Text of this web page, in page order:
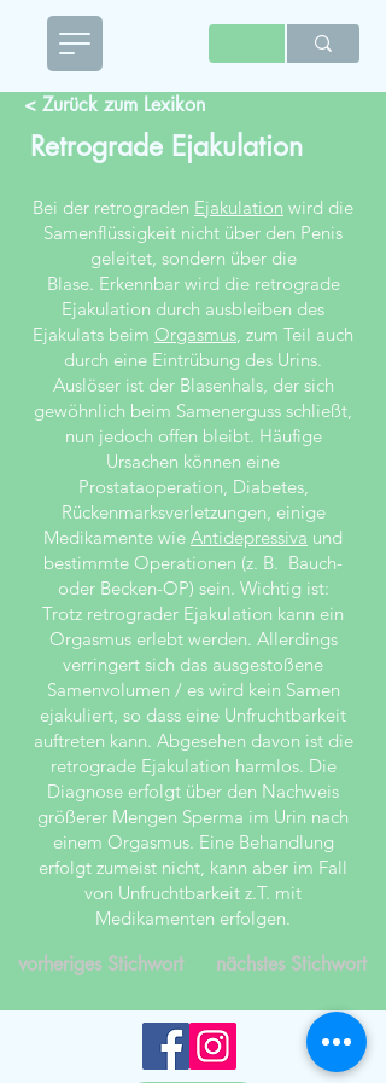
< Zurück zum Lexikon
Retrograde Ejakulation
Bei der retrograden Ejakulation wird die
Samenflüssigkeit nicht über den Penis
geleitet, sondern über die
Blase. Erkennbar wird die retrograde
Ejakulation durch ausbleiben des
Ejakulats beim Orgasmus, zum Teil auch
durch eine Eintrübung des Urins.
Auslöser ist der Blasenhals, der sich
gewöhnlich beim Samenerguss schließt,
nun jedoch offen bleibt. Häufige
Ursachen können eine
Prostataoperation, Diabetes,
Rückenmarksverletzungen, einige
Medikamente wie Antidepressiva und
bestimmte Operationen (z. B. Bauch-
oder Becken-OP) sein. Wichtig ist:
Trotz retrograder Ejakulation kann ein
Orgasmus erlebt werden. Allerdings
verringert sich das ausgestoßene
Samenvolumen / es wird kein Samen
ejakuliert, so dass eine Unfruchtbarkeit
auftreten kann. Abgesehen davon ist die
retrograde Ejakulation harmlos. Die
Diagnose erfolgt über den Nachweis
größerer Mengen Sperma im Urin nach
einem Orgasmus. Eine Behandlung
erfolgt zumeist nicht, kann aber im Fall
von Unfruchtbarkeit z.T. mit
Medikamenten erfolgen.
vorheriges Stichwort nächstes Stichwort